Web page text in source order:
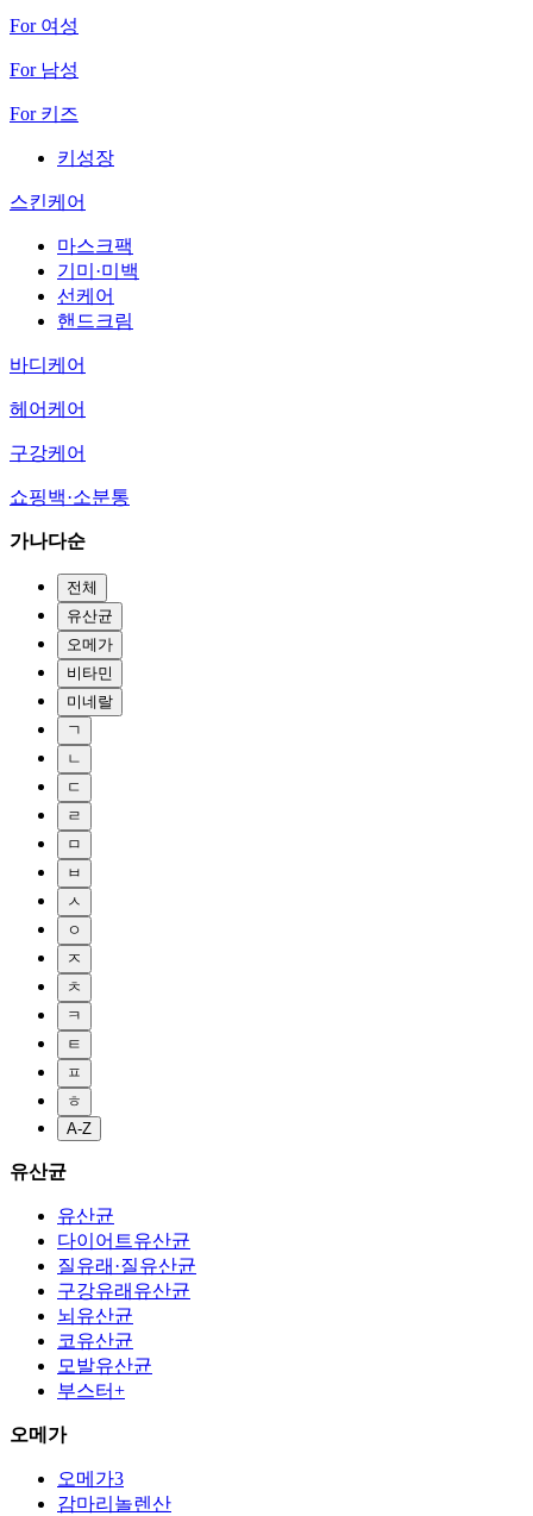
For 여성
For 남성
For 키즈
키성장
스킨케어
마스크팩
기미·미백
선케어
핸드크림
바디케어
헤어케어
구강케어
쇼핑백·소분통
가나다순
전체
유산균
오메가
비타민
미네랄
ㄱ
ㄴ
ㄷ
ㄹ
ㅁ
ㅂ
ㅅ
ㅇ
ㅈ
ㅊ
ㅋ
ㅌ
ㅍ
ㅎ
A-Z
유산균
유산균
다이어트유산균
질유래·질유산균
구강유래유산균
뇌유산균
코유산균
모발유산균
부스터+
오메가
오메가3
감마리놀렌산